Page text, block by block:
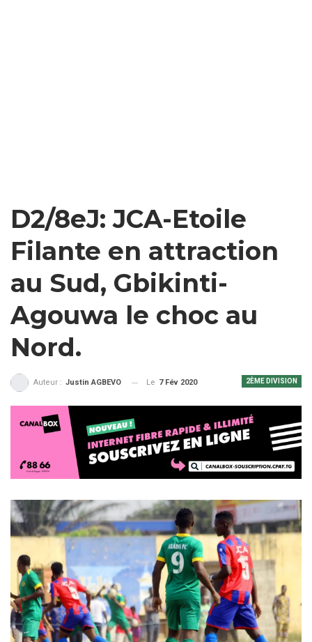
D2/8eJ: JCA-Etoile
Filante en attraction
au Sud, Gbikinti-
Agouwa le choc au
Nord.
2ÈME DIVISION
Auteur : Justin AGBEVO Le 7 Fév 2020